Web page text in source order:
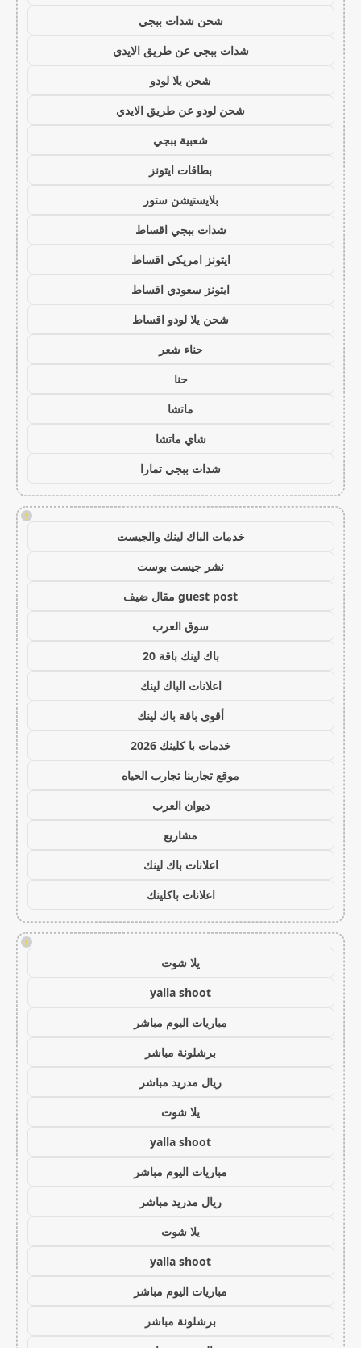
شحن شدات ببجي
شدات ببجي عن طريق الايدي
شحن يلا لودو
شحن لودو عن طريق الايدي
شعبية ببجي
بطاقات ايتونز
بلايستيشن ستور
شدات ببجي اقساط
ايتونز امريكي اقساط
ايتونز سعودي اقساط
شحن يلا لودو اقساط
حناء شعر
حنا
ماتشا
شاي ماتشا
شدات ببجي تمارا
!
خدمات الباك لينك والجيست
نشر جيست بوست
guest post مقال ضيف
سوق العرب
باك لينك باقة 20
اعلانات الباك لينك
أقوى باقة باك لينك
خدمات با كلينك 2026
موقع تجاربنا تجارب الحياه
ديوان العرب
مشاريع
اعلانات باك لينك
اعلانات باكلينك
!
يلا شوت
yalla shoot
مباريات اليوم مباشر
برشلونة مباشر
ريال مدريد مباشر
يلا شوت
yalla shoot
مباريات اليوم مباشر
ريال مدريد مباشر
يلا شوت
yalla shoot
مباريات اليوم مباشر
برشلونة مباشر